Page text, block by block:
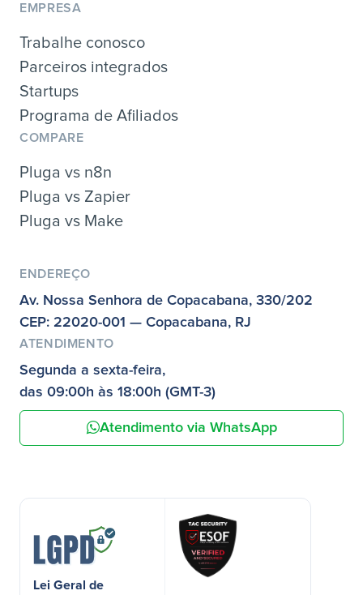
EMPRESA
Trabalhe conosco
Parceiros integrados
Startups
Programa de Afiliados
COMPARE
Pluga vs n8n
Pluga vs Zapier
Pluga vs Make
ENDEREÇO
Av. Nossa Senhora de Copacabana, 330/202
CEP: 22020-001 — Copacabana, RJ
ATENDIMENTO
Segunda a sexta-feira,
das 09:00h às 18:00h (GMT-3)
Atendimento via WhatsApp
Lei Geral de